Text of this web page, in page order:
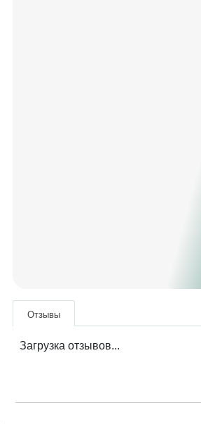
Отзывы
Загрузка отзывов...